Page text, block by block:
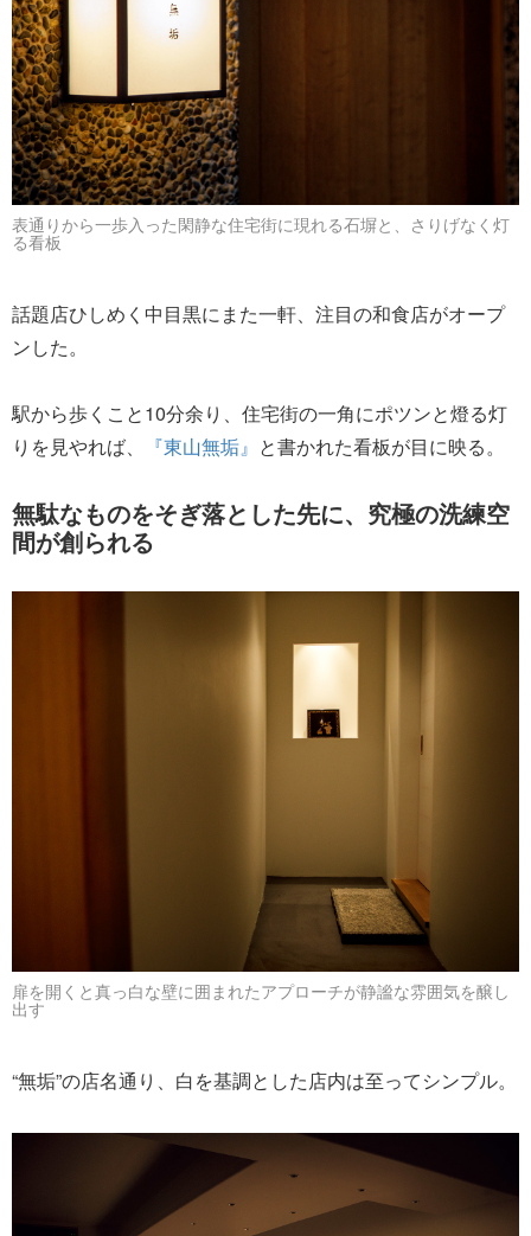
表通りから一歩入った閑静な住宅街に現れる石塀と、さりげなく灯
る看板
話題店ひしめく中目黒にまた一軒、注目の和食店がオープ
ンした。
駅から歩くこと10分余り、住宅街の一角にポツンと燈る灯
りを見やれば、
『東山無垢』 と書かれた看板が目に映る。
無駄なものをそぎ落とした先に、究極の洗練空
間が創られる
扉を開くと真っ白な壁に囲まれたアプローチが静謐な雰囲気を醸し
出す
“無垢”の店名通り、白を基調とした店内は至ってシンプル。